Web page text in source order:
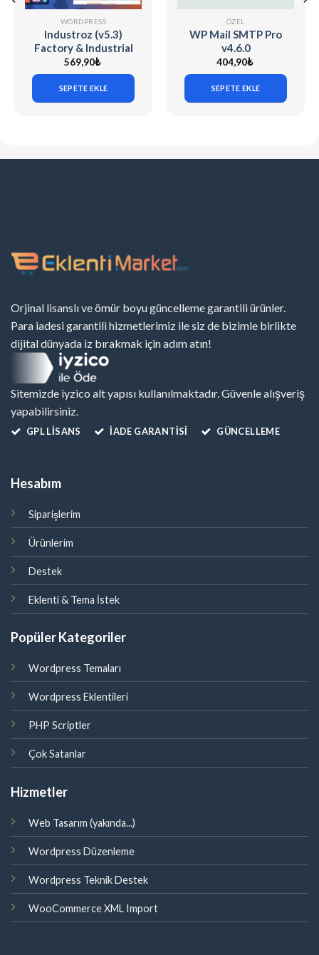
WORDPRESS
Industroz (v5.3)
Factory & Industrial
WordPress Theme
569,90₺
SEPETE EKLE
ÖZEL
WP Mail SMTP Pro
v4.6.0
404,90₺
SEPETE EKLE
Orjinal lisanslı ve ömür boyu güncelleme garantili ürünler.
Para iadesi garantili hizmetlerimiz ile siz de bizimle birlikte
dijital dünyada iz bırakmak için adım atın!
Sitemizde iyzico alt yapısı kullanılmaktadır. Güvenle alışveriş
yapabilirsiniz.
GPL LISANS İADE GARANTİSİ GÜNCELLEME
Hesabım
Siparişlerim
Ürünlerim
Destek
Eklenti & Tema İstek
Popüler Kategoriler
Wordpress Temaları
Wordpress Eklentileri
PHP Scriptler
Çok Satanlar
Hizmetler
Web Tasarım (yakında...)
Wordpress Düzenleme
Wordpress Teknik Destek
WooCommerce XML Import